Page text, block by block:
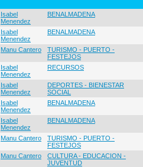
Isabel
Menendez
BENALMADENA
Isabel
Menendez
BENALMADENA
Manu Cantero
TURISMO - PUERTO -
FESTEJOS
Isabel
Menendez
RECURSOS
Isabel
Menendez
DEPORTES - BIENESTAR
SOCIAL
Isabel
Menendez
BENALMADENA
Isabel
Menendez
BENALMADENA
Manu Cantero
TURISMO - PUERTO -
FESTEJOS
Manu Cantero
CULTURA - EDUCACION -
JUVENTUD